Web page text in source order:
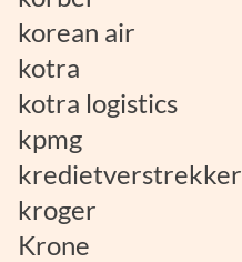
korean air
kotra
kotra logistics
kpmg
kredietverstrekker
kroger
Krone